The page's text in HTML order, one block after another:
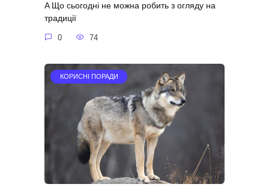
A Що сьогодні не можна робить з огляду на
традиції
0 74
КОРИСНІ ПОРАДИ